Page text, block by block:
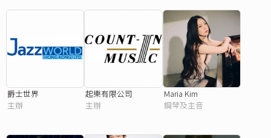
爵士世界
主辦
起樂有限公司
主辦
Maria Kim
鋼琴及主音